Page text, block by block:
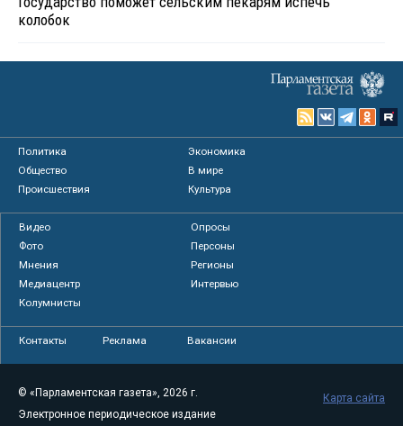
колобок
Политика
Экономика
Общество
В мире
Происшествия
Культура
Видео
Опросы
Фото
Персоны
Мнения
Регионы
Медиацентр
Интервью
Колумнисты
Контакты Реклама Вакансии
© «Парламентская газета», 2026 г.
Электронное периодическое издание
Карта сайта